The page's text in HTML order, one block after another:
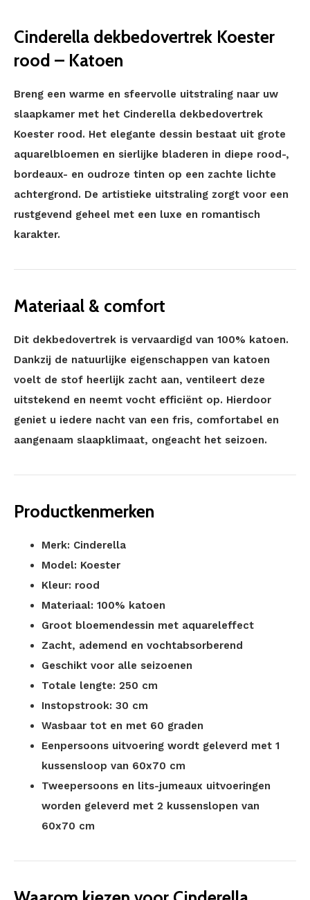
Cinderella dekbedovertrek Koester
rood – Katoen
Breng een warme en sfeervolle uitstraling naar uw
slaapkamer met het Cinderella dekbedovertrek
Koester rood. Het elegante dessin bestaat uit grote
aquarelbloemen en sierlijke bladeren in diepe rood-,
bordeaux- en oudroze tinten op een zachte lichte
achtergrond. De artistieke uitstraling zorgt voor een
rustgevend geheel met een luxe en romantisch
karakter.
Materiaal & comfort
Dit dekbedovertrek is vervaardigd van 100% katoen.
Dankzij de natuurlijke eigenschappen van katoen
voelt de stof heerlijk zacht aan, ventileert deze
uitstekend en neemt vocht efficiënt op. Hierdoor
geniet u iedere nacht van een fris, comfortabel en
aangenaam slaapklimaat, ongeacht het seizoen.
Productkenmerken
Merk: Cinderella
Model: Koester
Kleur: rood
Materiaal: 100% katoen
Groot bloemendessin met aquareleffect
Zacht, ademend en vochtabsorberend
Geschikt voor alle seizoenen
Totale lengte: 250 cm
Instopstrook: 30 cm
Wasbaar tot en met 60 graden
Eenpersoons uitvoering wordt geleverd met 1
kussensloop van 60x70 cm
Tweepersoons en lits-jumeaux uitvoeringen
worden geleverd met 2 kussenslopen van
60x70 cm